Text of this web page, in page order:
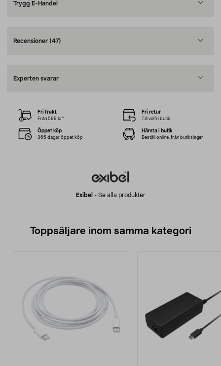
Trygg E-Handel
Recensioner (47)
Experten svarar
Exibel - Se alla produkter
Fri frakt
Från 599 kr*
Fri retur
Till valfri butik
Öppet köp
365 dagar öppet köp
Hämta i butik
Beställ online, från butikslager
Toppsäljare inom samma kategori